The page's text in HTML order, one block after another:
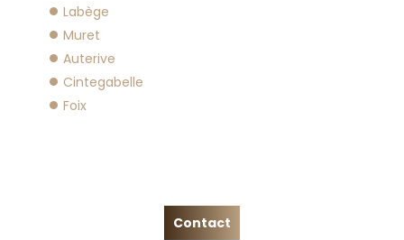
Labège
Muret
Auterive
Cintegabelle
Foix
Contact